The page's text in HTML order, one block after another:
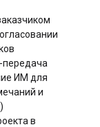
передача
ИМ для
и
в